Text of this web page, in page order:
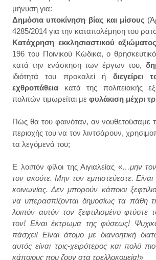
μήνυση για:
Δημόσια υποκίνηση βίας και μίσους
4285/2014 για την καταπολέμηση του
Κατάχρηση εκκλησιαστικού αξιώματος
196 του Ποινικού Κώδικα, ο
κατά την ενάσκηση των έργων του,
ιδιότητά του προκαλεί ή διεγείρει
εχθροπάθεια κατά της πολιτειακής
πολιτών τιμωρείται με φυλάκιση μέχρι
Πώς θα του φαινόταν, αν νουθετούσαμε
περιοχής του να τον λιντσάρουν,
τα λεγόμενά του;
Ε λοιπόν φίλοι της Αιγιαλείας «…μην
τον ακούτε. Μην τον εμπιστεύεστε.
κοινωνίας. Δεν μπορούν κάποιοι
να υπερασπίζονται δημοσίως τα πάθη
λοιπόν αυτόν τον ξεφτιλισμένο φτύστε
τον! Είναι έκτρωμα της φύσεως!
πάσχει! Είναι άτομο με διανοητική
αυτός είναι τρις-χειρότερος και πολύ
κάποιους που ζουν στα τρελλοκομεία!»